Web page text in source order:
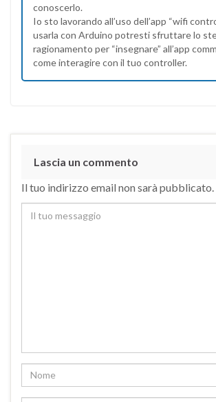
conoscerlo.
Io sto lavorando all’uso dell’app “wifi
usarla con Arduino potresti sfruttare lo
ragionamento per “insegnare” all’app
come interagire con il tuo controller.
Lascia un commento
Il tuo indirizzo email non sarà pubblicato.